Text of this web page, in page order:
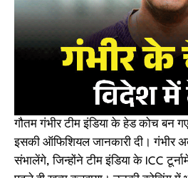
गौतम गंभीर टीम इंडिया के हेड कोच बन
इसकी ऑफिशियल जानकारी दी। गंभीर
संभालेंगे, जिन्होंने टीम इंडिया के ICC